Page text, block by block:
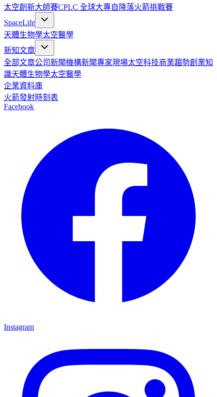
太空創新大師賽CPLC 全球大專自降落火箭挑戰賽
SpaceLife
天體生物學太空醫學
新知文章
全部文章公司新聞機構新聞專家現場太空科技商業趨勢創業知
識天體生物學太空醫學
企業資料庫
火箭發射時刻表
Facebook
Instagram